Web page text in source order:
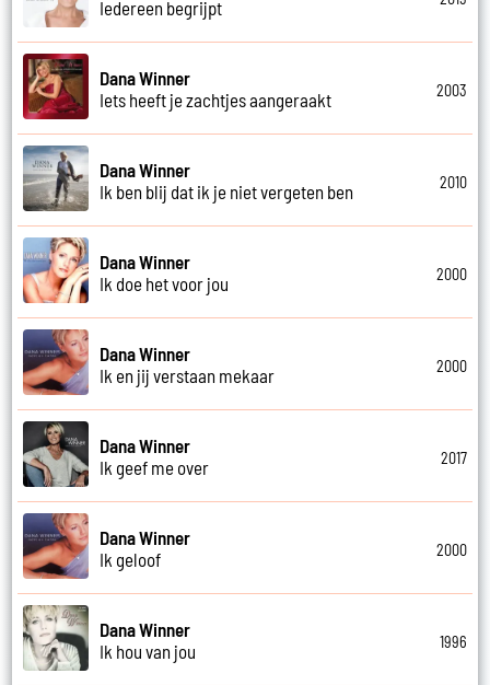
Iedereen begrijpt
Dana Winner
Iets heeft je zachtjes aangeraakt
2003
Dana Winner
Ik ben blij dat ik je niet vergeten ben
2010
Dana Winner
Ik doe het voor jou
2000
Dana Winner
Ik en jij verstaan mekaar
2000
Dana Winner
Ik geef me over
2017
Dana Winner
Ik geloof
2000
Dana Winner
Ik hou van jou
1996